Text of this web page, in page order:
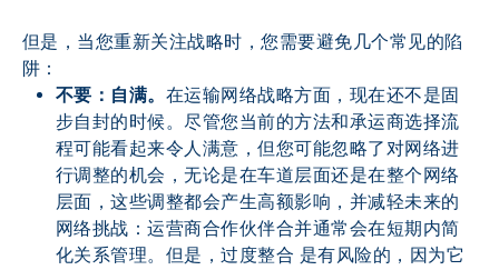
但是，当您重新关注战略时，您需要避免几个常见的陷
阱：
不要：自满。 在运输网络战略方面，现在还不是固
步自封的时候。尽管您当前的方法和承运商选择流
程可能看起来令人满意，但您可能忽略了对网络进
行调整的机会，无论是在车道层面还是在整个网络
层面，这些调整都会产生高额影响，并减轻未来的
网络挑战：运营商合作伙伴合并通常会在短期内简
化关系管理。但是，过度整合 是有风险的，因为它